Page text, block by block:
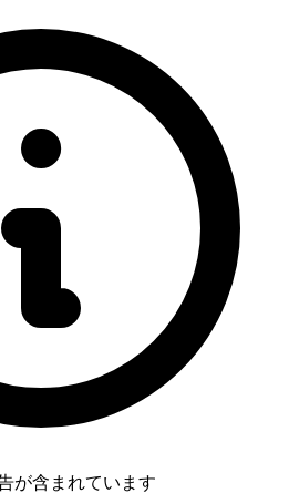
が含まれています